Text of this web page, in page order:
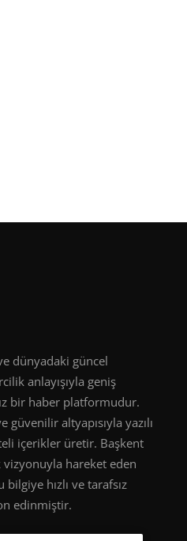
dünyadaki güncel
anlayışıyla geniş
bir haber platformudur.
altyapısıyla yazılı
içerikler üretir. Başkent
hareket eden
hızlı ve tarafsız
edinmiştir.